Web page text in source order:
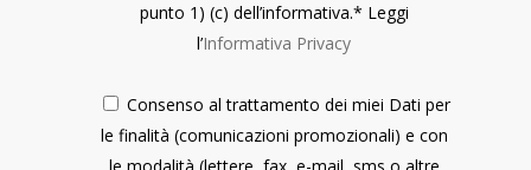
punto 1) (c) dell’informativa.* Leggi
l’Informativa Privacy
Consenso al trattamento dei miei Dati per
le finalità (comunicazioni promozionali) e con